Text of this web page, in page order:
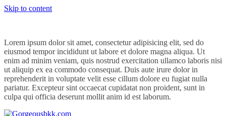
Skip to content
Lorem ipsum dolor sit amet, consectetur adipisicing elit, sed do
eiusmod tempor incididunt ut labore et dolore magna aliqua. Ut
enim ad minim veniam, quis nostrud exercitation ullamco laboris nisi
ut aliquip ex ea commodo consequat. Duis aute irure dolor in
reprehenderit in voluptate velit esse cillum dolore eu fugiat nulla
pariatur. Excepteur sint occaecat cupidatat non proident, sunt in
culpa qui officia deserunt mollit anim id est laborum.